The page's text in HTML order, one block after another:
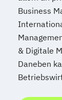
Business
& Digitale
Daneben